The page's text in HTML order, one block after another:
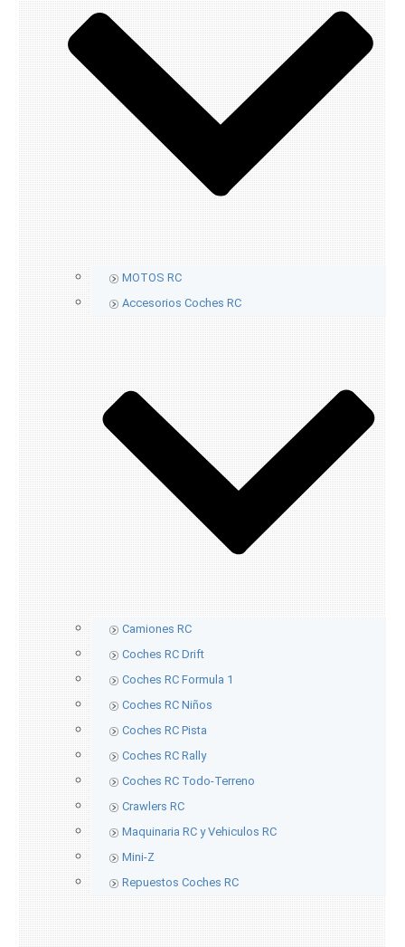
MOTOS RC
Accesorios Coches RC
Camiones RC
Coches RC Drift
Coches RC Formula 1
Coches RC Niños
Coches RC Pista
Coches RC Rally
Coches RC Todo-Terreno
Crawlers RC
Maquinaria RC y Vehiculos RC
Mini-Z
Repuestos Coches RC